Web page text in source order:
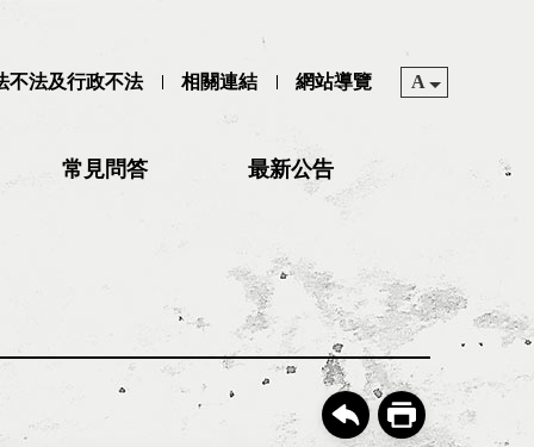
不法及行政不法 相關連結 網站導覽 A
常見問答 最新公告